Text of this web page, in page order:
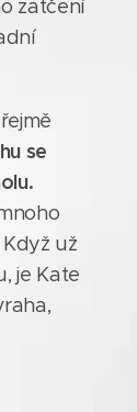
zatčení
se
už
je Kate